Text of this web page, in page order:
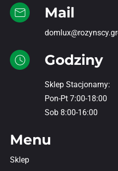
Mail
Godziny
Sklep Stacjonarny:
Pon-Pt 7:00-18:00
Sob 8:00-16:00
Menu
Sklep